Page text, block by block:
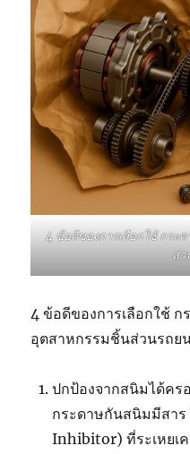
4 ข้อดีของการเลือกใช้ กร
ส่ว
4 ข้อดีของการเลือกใช้
อุตสาหกรรมชิ้นส่วนรถย
ปกป้องจากสนิมได้คร
กระดาษกันสนิมมีสา
Inhibitor) ที่ระเหยเ